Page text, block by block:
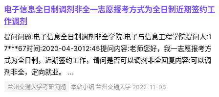
电子信息全日制调剂非全一志愿报考方式为全日制近期签约工
作调剂
提问问题:电子信息全日制调剂非全学院:电子与信息工程学院提问人:1
7***67时间:2020-04-3012:45提问内容:老师您好，我一志愿报考方
式为全日制，近期签约工作，请问是否可以调剂非全回复内容:可以调
剂非全，定向就业。 ...
兰州交通大学考研问题 本站小编 兰州交通大学 2022-11-06